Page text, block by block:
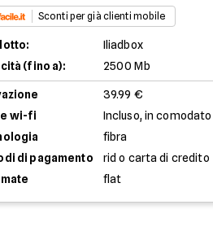
Sconti per già clienti mobile
Iliadbox
(fino a):
2500 Mb
39.99 €
wi-fi
Incluso, in
fibra
di pagamento
rid o carta di credito
flat